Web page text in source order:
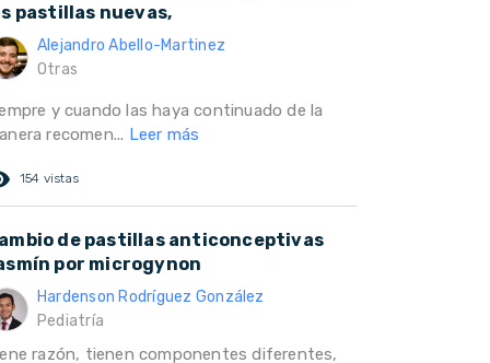
pastillas nuevas,
Alejandro Abello-Martinez
Otras
y cuando las haya continuado de la
recomen... Leer más
154 vistas
de pastillas anticonceptivas
por microgynon
Hardenson Rodríguez González
Pediatría
razón, tienen componentes diferentes,